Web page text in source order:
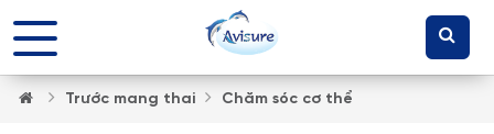
Trước mang thai Chăm sóc cơ thể